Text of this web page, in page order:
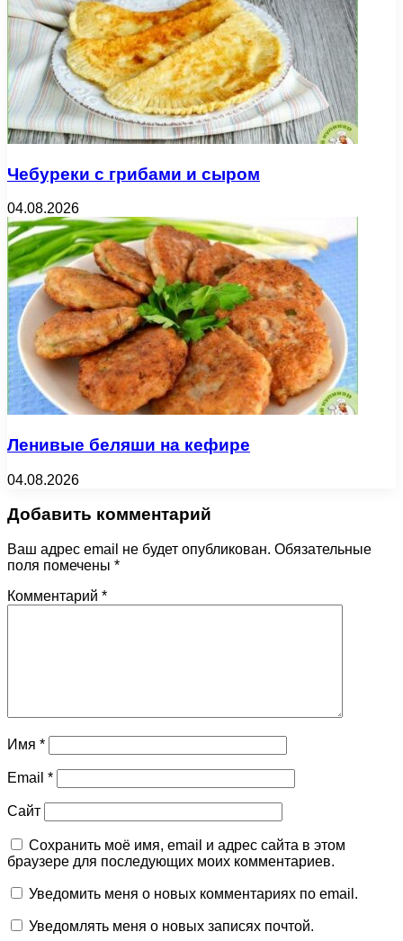
Чебуреки с грибами и сыром
04.08.2026
Ленивые беляши на кефире
04.08.2026
Добавить комментарий
Ваш адрес email не будет опубликован. Обязательные
поля помечены *
Комментарий *
Имя *
Email *
Сайт
Сохранить моё имя, email и адрес сайта в этом
браузере для последующих моих комментариев.
Уведомить меня о новых комментариях по email.
Уведомлять меня о новых записях почтой.